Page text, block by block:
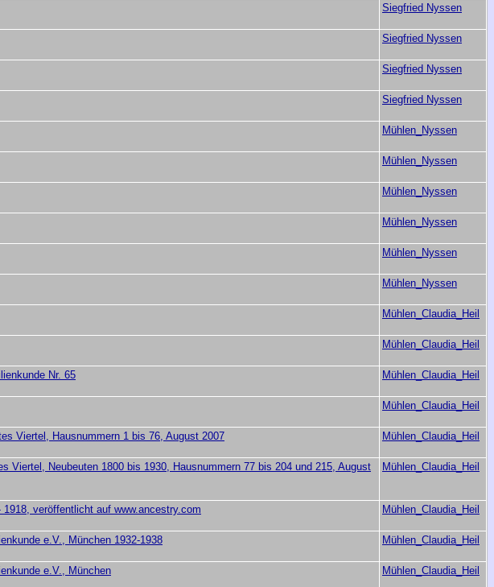
Siegfried Nyssen
Siegfried Nyssen
Siegfried Nyssen
Siegfried Nyssen
Mühlen_Nyssen
Mühlen_Nyssen
Mühlen_Nyssen
Mühlen_Nyssen
Mühlen_Nyssen
Mühlen_Nyssen
Mühlen_Claudia_Heil
Mühlen_Claudia_Heil
Nr. 65 Mühlen_Claudia_Heil
Mühlen_Claudia_Heil
Viertel, Hausnummern 1 bis 76, August 2007 Mühlen_Claudia_Heil
Viertel, Neubeuten 1800 bis 1930, Hausnummern 77 bis 204 und 215, August
Mühlen_Claudia_Heil
veröffentlicht auf www.ancestry.com Mühlen_Claudia_Heil
e.V., München 1932-1938 Mühlen_Claudia_Heil
e.V., München Mühlen_Claudia_Heil